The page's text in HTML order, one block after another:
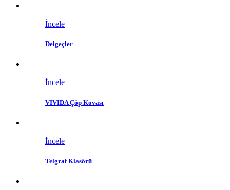
İncele
Delgeçler
İncele
VIVIDA Çöp Kovası
İncele
Telgraf Klasörü